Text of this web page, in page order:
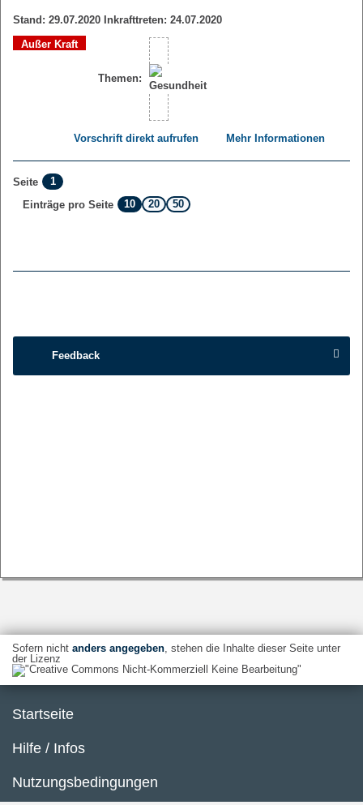
Stand: 29.07.2020 Inkrafttreten: 24.07.2020
Außer Kraft
Themen:
Vorschrift direkt aufrufen Mehr Informationen
Seite
1
Einträge pro Seite
10 20 50
Feedback
Sofern nicht anders angegeben, stehen die Inhalte dieser Seite unter
der Lizenz
Startseite
Hilfe / Infos
Nutzungsbedingungen